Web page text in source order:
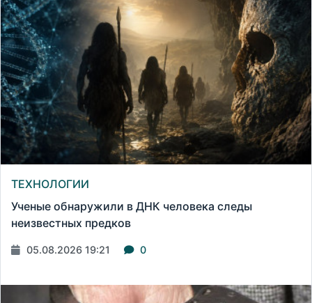
ТЕХНОЛОГИИ
Ученые обнаружили в ДНК человека следы
неизвестных предков
05.08.2026 19:21 0